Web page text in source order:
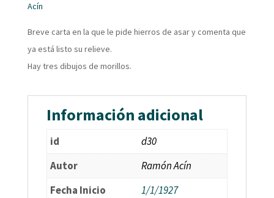
Acín
Breve carta en la que le pide hierros de asar y comenta que
ya está listo su relieve.
Hay tres dibujos de morillos.
Información adicional
id
d30
Autor
Ramón Acín
Fecha Inicio
1/1/1927